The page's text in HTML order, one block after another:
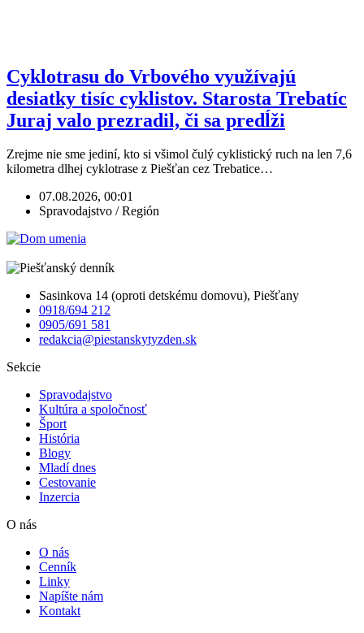
Cyklotrasu do Vrbového využívajú
desiatky tisíc cyklistov. Starosta Trebatíc
Juraj valo prezradil, či sa predĺži
Zrejme nie sme jediní, kto si všimol čulý cyklistický ruch na len 7,6
kilometra dlhej cyklotrase z Piešťan cez Trebatice…
07.08.2026, 00:01
Spravodajstvo / Región
Sasinkova 14 (oproti detskému domovu), Piešťany
0918/694 212
0905/691 581
redakcia@piestanskytyzden.sk
Sekcie
Spravodajstvo
Kultúra a spoločnosť
Šport
História
Blogy
Mladí dnes
Cestovanie
Inzercia
O nás
O nás
Cenník
Linky
Napíšte nám
Kontakt